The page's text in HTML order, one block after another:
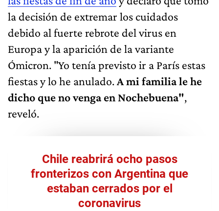
la decisión de extremar los cuidados
debido al fuerte rebrote del virus en
Europa y la aparición de la variante
Ómicron. "Yo tenía previsto ir a París estas
fiestas y lo he anulado.A mi familia le he
dicho que no venga en Nochebuena",
reveló.
Chile reabrirá ocho pasos
fronterizos con Argentina que
estaban cerrados por el
coronavirus